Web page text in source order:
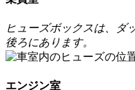
ヒューズボックスは、ダ
後ろにあります。
エンジン室